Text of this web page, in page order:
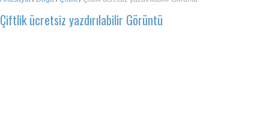
Çiftlik ücretsiz yazdırılabilir Görüntü